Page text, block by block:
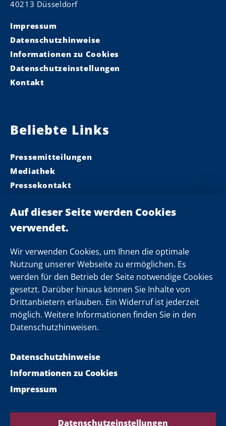
Wir verwenden Cookies, um Ihnen die optimale
Nutzung unserer Webseite zu ermöglichen. Es
werden für den Betrieb der Seite notwendige Cookies
gesetzt. Darüber hinaus können Sie Inhalte von
Drittanbietern erlauben. Ein Widerruf ist jederzeit
möglich. Weitere Informationen finden Sie in den
Datenschutzhinweisen.
Datenschutzhinweise
Impressum
Informationen zu Cookies
Datenschutzeinstellungen
40213 Düsseldorf
Impressum
Datenschutzhinweise
Informationen zu Cookies
Datenschutzeinstellungen
Kontakt
Beliebte Links
Pressemitteilungen
Mediathek
Pressekontakt
Landeskabinett
Einsamkeit
Folgen Sie uns